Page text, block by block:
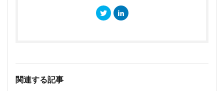
関連する記事